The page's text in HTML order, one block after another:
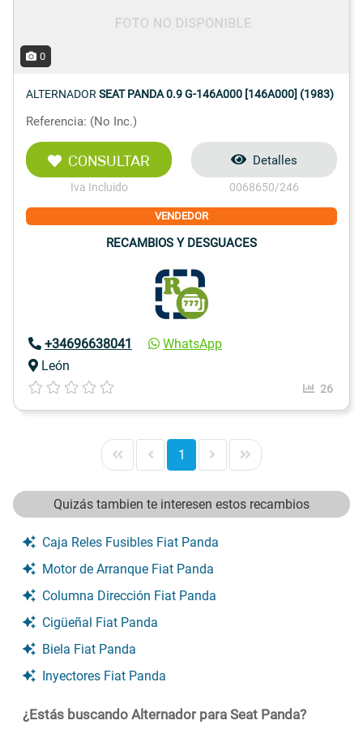
0
ALTERNADOR SEAT PANDA 0.9 G-146A000 [146A000] (1983)
Referencia: (No Inc.)
CONSULTAR
Iva Incluido
Detalles
0068650/246
VENDEDOR
RECAMBIOS Y DESGUACES
+34696638041
WhatsApp
León
26
1
Quizás tambien te interesen estos recambios
Caja Reles Fusibles Fiat Panda
Motor de Arranque Fiat Panda
Columna Dirección Fiat Panda
Cigüeñal Fiat Panda
Biela Fiat Panda
Inyectores Fiat Panda
¿Estás buscando Alternador para Seat Panda?